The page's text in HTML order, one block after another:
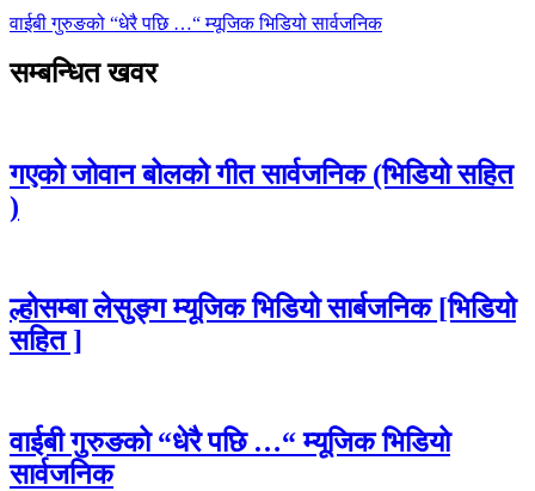
वाईबी गुरुङको “धेरै पछि …“ म्यूजिक भिडियो सार्वजनिक
सम्बन्धित खवर
गएको जोवान बोलको गीत सार्वजनिक (भिडियो सहित
)
ल्होसम्बा लेसुङ्ग म्यूजिक भिडियो सार्बजनिक [भिडियो
सहित ]
वाईबी गुरुङको “धेरै पछि …“ म्यूजिक भिडियो
सार्वजनिक